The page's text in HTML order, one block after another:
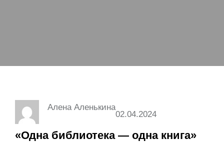
Алена Аленькина
02.04.2024
«Одна библиотека — одна книга»